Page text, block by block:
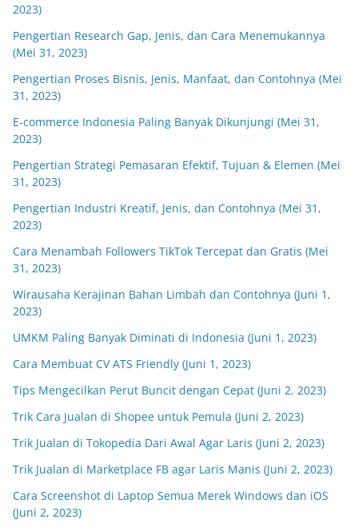
2023)
Pengertian Research Gap, Jenis, dan Cara Menemukannya
(Mei 31, 2023)
Pengertian Proses Bisnis, Jenis, Manfaat, dan Contohnya (Mei
31, 2023)
E-commerce Indonesia Paling Banyak Dikunjungi (Mei 31,
2023)
Pengertian Strategi Pemasaran Efektif, Tujuan & Elemen (Mei
31, 2023)
Pengertian Industri Kreatif, Jenis, dan Contohnya (Mei 31,
2023)
Cara Menambah Followers TikTok Tercepat dan Gratis (Mei
31, 2023)
Wirausaha Kerajinan Bahan Limbah dan Contohnya (Juni 1,
2023)
UMKM Paling Banyak Diminati di Indonesia (Juni 1, 2023)
Cara Membuat CV ATS Friendly (Juni 1, 2023)
Tips Mengecilkan Perut Buncit dengan Cepat (Juni 2, 2023)
Trik Cara Jualan di Shopee untuk Pemula (Juni 2, 2023)
Trik Jualan di Tokopedia Dari Awal Agar Laris (Juni 2, 2023)
Trik Jualan di Marketplace FB agar Laris Manis (Juni 2, 2023)
Cara Screenshot di Laptop Semua Merek Windows dan iOS
(Juni 2, 2023)